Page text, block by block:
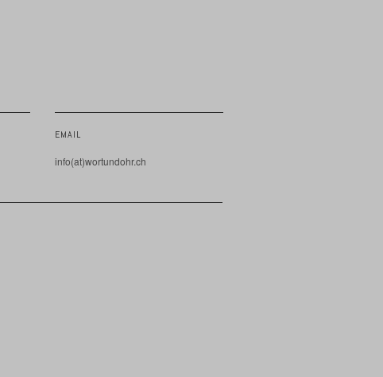
EMAIL
info(at)wortundohr.ch